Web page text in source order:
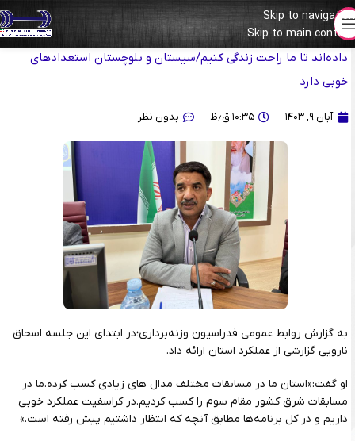
Skip to navigation
Skip to main content
اسحاق نارویی:اینجا و در استان ما خیلی‌ها جان‌شان را ‌برای کشور
داده‌اند تا ما راحت زندگی کنیم/سیستان و بلوچستان استعدادهای
خوبی دارد
آبان ۹, ۱۴۰۳ ۱۰:۳۵ ق٫ظ بدون نظر
به گزارش روابط عمومی فدراسیون وزنه‌برداری؛در‌ ابتدای این جلسه اسحاق
نارویی گزارشی از عملکرد استان ارائه داد.
او گفت:«استان ما در مسابقات مختلف مدال های زیادی کسب کرده.ما در
مسابقات شرق کشور مقام سوم را کسب کردیم.در کراسفیت عملکرد خوبی
داریم و در کل برنامه‌ها مطابق آنچه که انتظار داشتیم پیش رفته است.»